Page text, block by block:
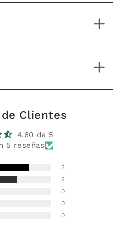
de Clientes
4.60 de 5
5 reseñas
3
2
0
0
0